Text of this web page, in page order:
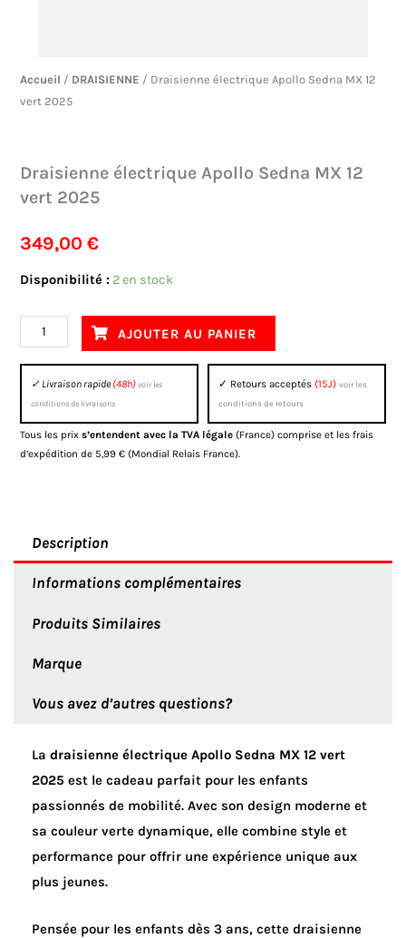
Accueil / DRAISIENNE / Draisienne électrique Apollo Sedna MX 12
vert 2025
Draisienne électrique Apollo Sedna MX 12
vert 2025
349,00€
Disponibilité : 2 en stock
quantité
Draisienne
électrique
Apollo
Sedna
MX
12
AJOUTER AU PANIER
✓ Livraison rapide (48h)voir les
conditions de livraisons
✓ Retours acceptés (15J) voir les
conditions de retours
Tous les prixs’entendent avec la TVA légale (France) comprise et les frais
d’expédition de 5,99 € (Mondial Relais France).
Description
Informations complémentaires
Produits Similaires
Marque
Vous avez d’autres questions?
La draisienne électrique Apollo Sedna MX 12 vert
2025 est le cadeau parfait pour les enfants
passionnés de mobilité. Avec son design moderne et
sa couleur verte dynamique, elle combine style et
performance pour offrir une expérience unique aux
plus jeunes.
Pensée pour les enfants dès 3 ans, cette draisienne